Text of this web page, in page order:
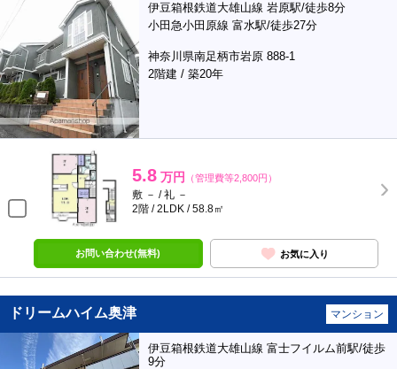
伊豆箱根鉄道大雄山線 岩原駅/徒歩8分
小田急小田原線 富水駅/徒歩27分
神奈川県南足柄市岩原 888-1
2階建 / 築20年
5.8 万円 （管理費等2,800円）
敷 － / 礼 －
2階 / 2LDK / 58.8㎡
お問い合わせ(無料) お気に入り
ドリームハイム奥津 マンション
伊豆箱根鉄道大雄山線 富士フイルム前駅/徒歩
9分